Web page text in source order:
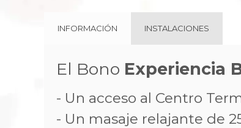
INFORMACIÓN INSTALACIONES
El Bono Experiencia
- Un acceso al Centro
- Un masaje relajante de